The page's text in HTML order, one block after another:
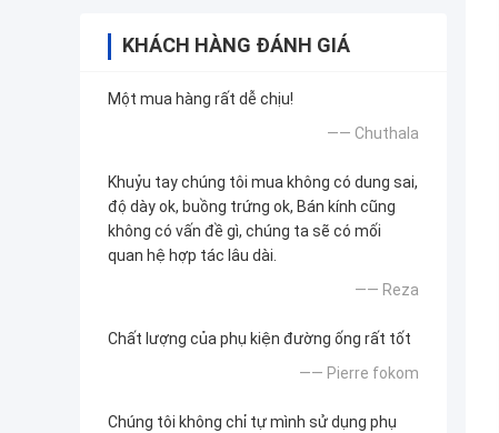
KHÁCH HÀNG ĐÁNH GIÁ
Một mua hàng rất dễ chịu!
—— Chuthala
Khuỷu tay chúng tôi mua không có dung sai,
độ dày ok, buồng trứng ok, Bán kính cũng
không có vấn đề gì, chúng ta sẽ có mối
quan hệ hợp tác lâu dài.
—— Reza
Chất lượng của phụ kiện đường ống rất tốt
—— Pierre fokom
Chúng tôi không chỉ tự mình sử dụng phụ